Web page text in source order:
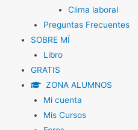
Clima laboral
Preguntas Frecuentes
SOBRE MÍ
Libro
GRATIS
ZONA ALUMNOS
Mi cuenta
Mis Cursos